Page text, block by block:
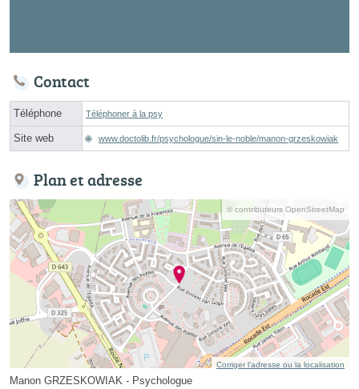
Contact
Téléphone Téléphoner à la psy
Site web www.doctolib.fr/psychologue/sin-le-noble/manon-grzeskowiak
Plan et adresse
© contributeurs OpenStreetMap
Corriger l’adresse ou la localisation
Manon GRZESKOWIAK - Psychologue